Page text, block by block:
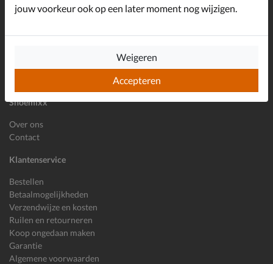
Shoemixx
Over ons
Contact
Klantenservice
Bestellen
Betaalmogelijkheden
Verzendwijze en kosten
Ruilen en retourneren
Koop ongedaan maken
Garantie
Algemene voorwaarden
E-mailadres
jouw voorkeur ook op een later moment nog wijzigen.
Accepteren
Weigeren